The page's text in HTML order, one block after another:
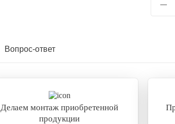
—
Вопрос-ответ
Делаем монтаж приобретенной
продукции